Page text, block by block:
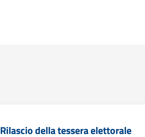
Rilascio della tessera elettorale